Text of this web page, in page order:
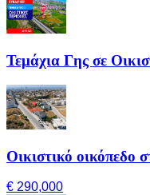
Τεμάχια Γης σε
Οικιστικό οικόπεδο
€ 290,000